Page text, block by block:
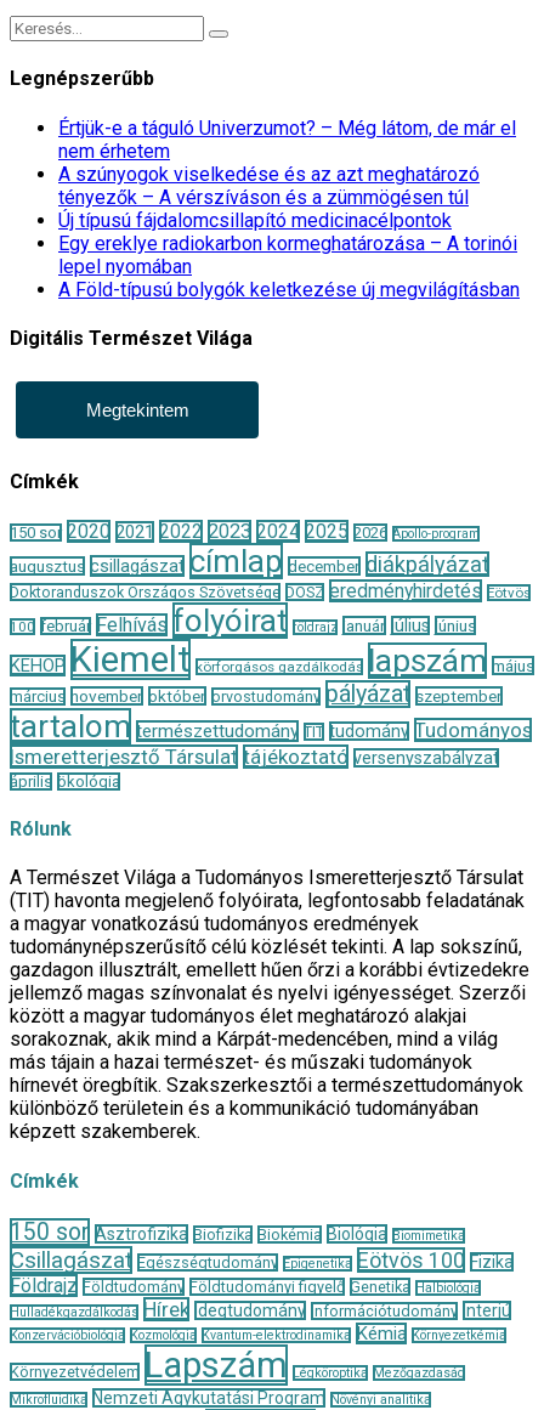
Legnépszerűbb
Értjük-e a táguló Univerzumot? – Még látom, de már el
nem érhetem
A szúnyogok viselkedése és az azt meghatározó
tényezők – A vérszíváson és a zümmögésen túl
Új típusú fájdalomcsillapító medicinacélpontok
Egy ereklye radiokarbon kormeghatározása – A torinói
lepel nyomában
A Föld-típusú bolygók keletkezése új megvilágításban
Digitális Természet Világa
Megtekintem
Címkék
150 sor 2020 2021 2022 2023 2024 2025 2026 Apollo-program
augusztus csillagászat címlap december diákpályázat
Doktoranduszok Országos Szövetsége DOSZ eredményhirdetés Eötvös
100 február Felhívás folyóirat földrajz január július június
KEHOP Kiemelt körforgásos gazdálkodás lapszám május
március november október orvostudomány pályázat szeptember
tartalom természettudomány TIT tudomány Tudományos
Ismeretterjesztő Társulat tájékoztató versenyszabályzat
április ökológia
Rólunk
A Természet Világa a Tudományos Ismeretterjesztő Társulat
(TIT) havonta megjelenő folyóirata, legfontosabb feladatának
a magyar vonatkozású tudományos eredmények
tudománynépszerűsítő célú közlését tekinti. A lap sokszínű,
gazdagon illusztrált, emellett hűen őrzi a korábbi évtizedekre
jellemző magas színvonalat és nyelvi igényességet. Szerzői
között a magyar tudományos élet meghatározó alakjai
sorakoznak, akik mind a Kárpát-medencében, mind a világ
más tájain a hazai természet- és műszaki tudományok
hírnevét öregbítik. Szakszerkesztői a természettudományok
különböző területein és a kommunikáció tudományában
képzett szakemberek.
Címkék
150 sor Asztrofizika Biofizika Biokémia Biológia Biomimetika
Csillagászat Egészségtudomány Epigenetika Eötvös 100 Fizika
Földrajz Földtudomány Földtudományi figyelő Genetika
Halbiológia
Hulladékgazdálkodás
Hírek Idegtudomány Információtudomány Interjú
Konzervációbiológia Kozmológia Kvantum-elektrodinamika Kémia Környezetkémia
Környezetvédelem Lapszám Légköroptika
Mezőgazdaság
Mikrofluidika
Nemzeti Agykutatási Program Növényi analitika